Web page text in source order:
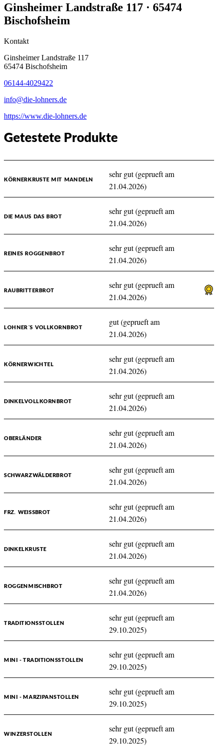
Ginsheimer Landstraße 117 · 65474
Bischofsheim
Kontakt
Ginsheimer Landstraße 117
65474 Bischofsheim
06144-4029422
info@die-lohners.de
https://www.die-lohners.de
Getestete Produkte
KÖRNERKRUSTE MIT MANDELN
sehr gut (geprueft am
21.04.2026)
DIE MAUS DAS BROT
sehr gut (geprueft am
21.04.2026)
REINES ROGGENBROT
sehr gut (geprueft am
21.04.2026)
RAUBRITTERBROT
sehr gut (geprueft am
21.04.2026)
LOHNER´S VOLLKORNBROT
gut (geprueft am
21.04.2026)
KÖRNERWICHTEL
sehr gut (geprueft am
21.04.2026)
DINKELVOLLKORNBROT
sehr gut (geprueft am
21.04.2026)
OBERLÄNDER
sehr gut (geprueft am
21.04.2026)
SCHWARZWÄLDERBROT
sehr gut (geprueft am
21.04.2026)
FRZ. WEISSBROT
sehr gut (geprueft am
21.04.2026)
DINKELKRUSTE
sehr gut (geprueft am
21.04.2026)
ROGGENMISCHBROT
sehr gut (geprueft am
21.04.2026)
TRADITIONSSTOLLEN
sehr gut (geprueft am
29.10.2025)
MINI - TRADITIONSSTOLLEN
sehr gut (geprueft am
29.10.2025)
MINI - MARZIPANSTOLLEN
sehr gut (geprueft am
29.10.2025)
WINZERSTOLLEN
sehr gut (geprueft am
29.10.2025)